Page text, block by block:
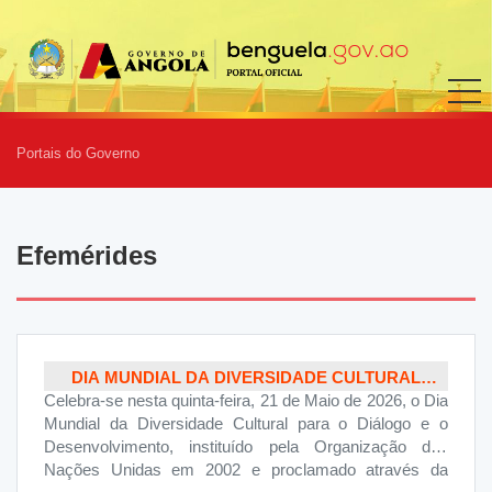
Portais do Governo
Efemérides
DIA MUNDIAL DA DIVERSIDADE CULTURAL
PARA O DIÁLOGO E O DESENVOLVIMENTO
Celebra‑se nesta quinta‑feira, 21 de Maio de 2026, o Dia
Mundial da Diversidade Cultural para o Diálogo e o
Desenvolvimento, instituído pela Organização das
Nações Unidas em 2002 e proclamado através da